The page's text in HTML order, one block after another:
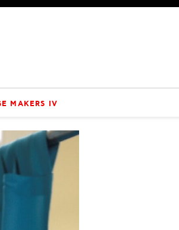
MAKERS IV